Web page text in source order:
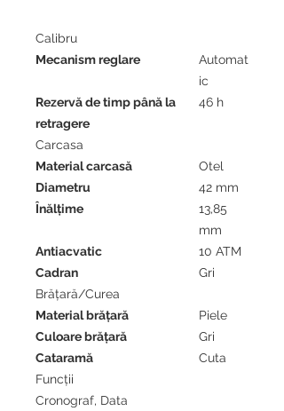
Calibru
Mecanism reglare
Automat
ic
Rezervă de timp până la
retragere
46 h
Carcasa
Material carcasă
Otel
Diametru
42 mm
Înălţime
13,85
mm
Antiacvatic
10 ATM
Cadran
Gri
Brățară/Curea
Material brăţară
Piele
Culoare brăţară
Gri
Cataramă
Cuta
Funcții
Cronograf, Data